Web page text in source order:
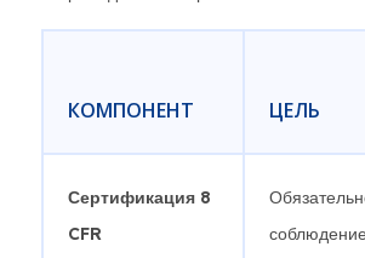
КОМПОНЕНТ ЦЕЛЬ
Сертификация 8
CFR
соблюдение